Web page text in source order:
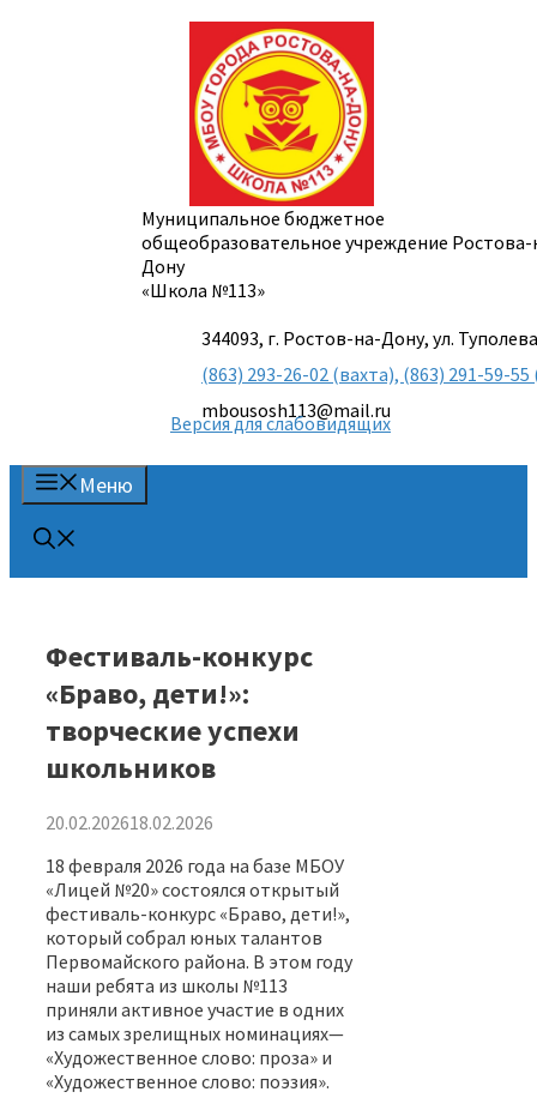
Муниципальное бюджетное
общеобразовательное учреждение
Дону
«Школа №113»
344093, г. Ростов-на-Дону, ул.
(863) 293-26-02 (вахта), (863) 291-59-
mbousosh113@mail.ru
Версия для слабовидящих
Меню
Фестиваль-конкурс
«Браво, дети!»:
творческие успехи
школьников
20.02.202618.02.2026
18 февраля 2026 года на базе МБОУ
«Лицей №20» состоялся открытый
фестиваль-конкурс «Браво, дети!»,
который собрал юных талантов
Первомайского района. В этом году
наши ребята из школы №113
приняли активное участие в одних
из самых зрелищных номинациях—
«Художественное слово: проза» и
«Художественное слово: поэзия».